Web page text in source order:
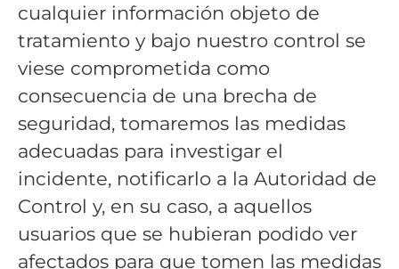
cualquier información objeto de
tratamiento y bajo nuestro control se
viese comprometida como
consecuencia de una brecha de
seguridad, tomaremos las medidas
adecuadas para investigar el
incidente, notificarlo a la Autoridad de
Control y, en su caso, a aquellos
usuarios que se hubieran podido ver
afectados para que tomen las medidas